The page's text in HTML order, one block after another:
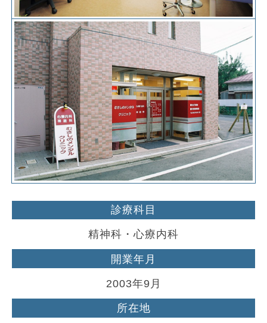
診療科目
精神科・心療内科
開業年月
2003年9月
所在地